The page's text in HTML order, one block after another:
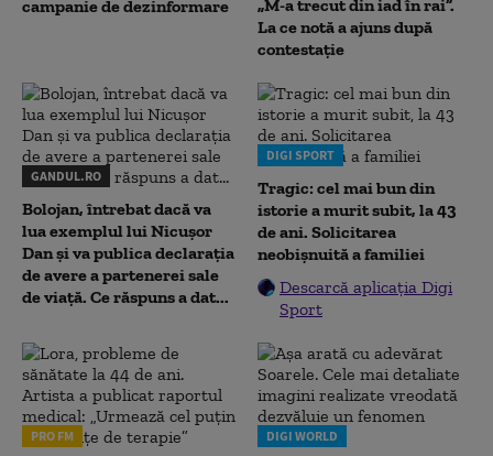
campanie de dezinformare
„M-a trecut din iad în rai”.
La ce notă a ajuns după
contestație
GANDUL.RO
Bolojan, întrebat dacă va
lua exemplul lui Nicușor
Dan și va publica declarația
de avere a partenerei sale
de viață. Ce răspuns a dat...
DIGI SPORT
Tragic: cel mai bun din
istorie a murit subit, la 43
de ani. Solicitarea
neobișnuită a familiei
Descarcă aplicația Digi
Sport
PRO FM DIGI WORLD